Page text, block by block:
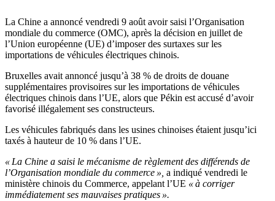
La Chine a annoncé vendredi 9 août avoir saisi l’Organisation
mondiale du commerce (OMC), après la décision en juillet de
l’Union européenne (UE) d’imposer des surtaxes sur les
importations de véhicules électriques chinois.
Bruxelles avait annoncé jusqu’à 38 % de droits de douane
supplémentaires provisoires sur les importations de véhicules
électriques chinois dans l’UE, alors que Pékin est accusé d’avoir
favorisé illégalement ses constructeurs.
Les véhicules fabriqués dans les usines chinoises étaient jusqu’ici
taxés à hauteur de 10 % dans l’UE.
« La Chine a saisi le mécanisme de règlement des différends de
l’Organisation mondiale du commerce », a indiqué vendredi le
ministère chinois du Commerce, appelant l’UE « à corriger
immédiatement ses mauvaises pratiques ».